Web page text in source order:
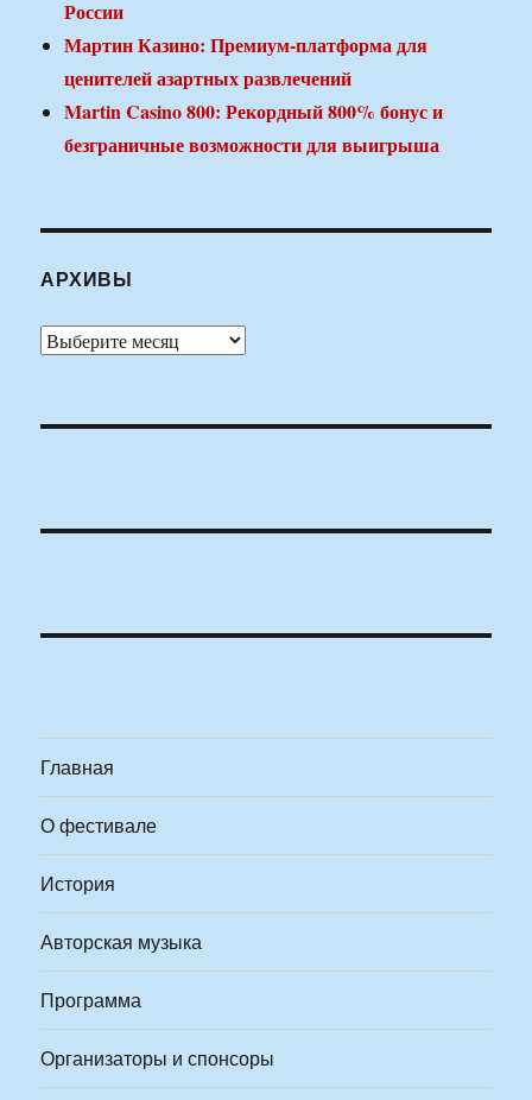
России
Мартин Казино: Премиум-платформа для
ценителей азартных развлечений
Martin Casino 800: Рекордный 800% бонус и
безграничные возможности для выигрыша
АРХИВЫ
Архивы
Главная
О фестивале
История
Авторская музыка
Программа
Организаторы и спонсоры